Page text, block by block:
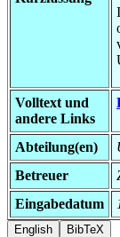
Volltext und
andere Links
Abteilung(en)
Betreuer
Eingabedatum